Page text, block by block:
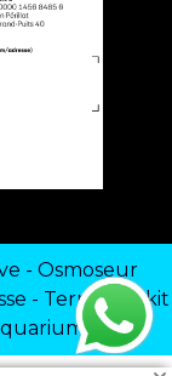
- Osmoseur
- Terrarium kit